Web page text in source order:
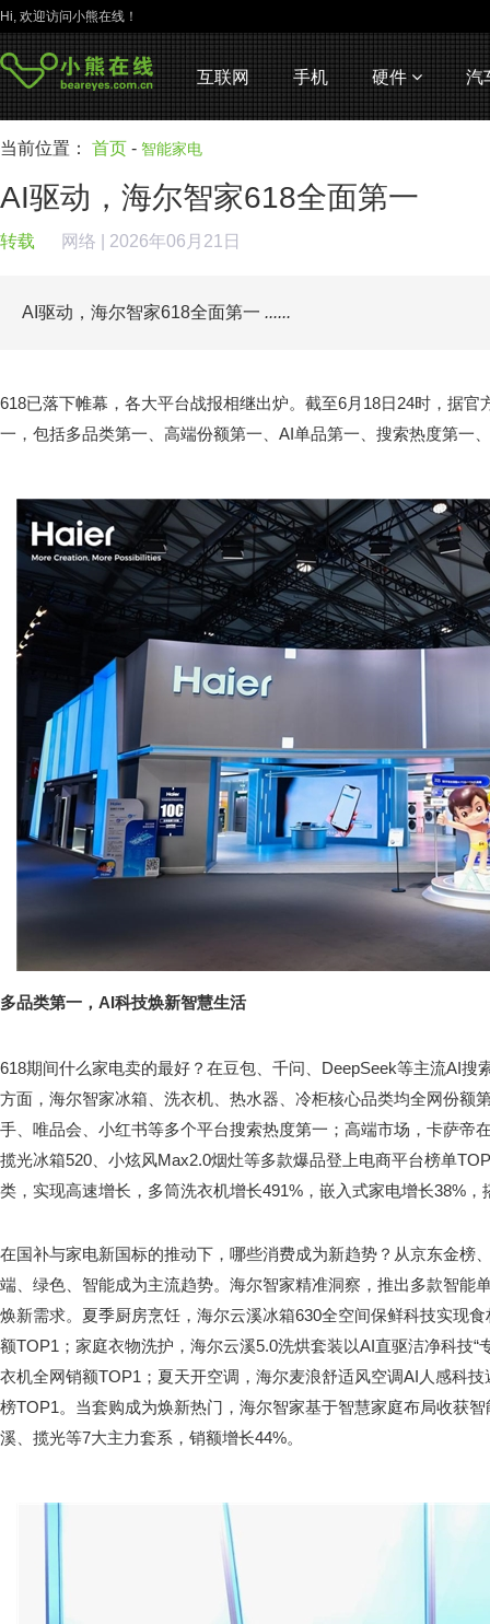
Hi, 欢迎访问小熊在线！
互联网 手机 硬件 汽
当前位置： 首页 - 智能家电
AI驱动，海尔智家618全面第一
转载 网络 | 2026年06月21日
AI驱动，海尔智家618全面第一 ......
618已落下帷幕，各大平台战报相继出炉。截至6月18日24时，据官
一，包括多品类第一、高端份额第一、AI单品第一、搜索热度第一
多品类第一， AI科技焕新智慧生活
618期间什么家电卖的最好？在豆包、千问、DeepSeek等主流AI搜
方面，海尔智家冰箱、洗衣机、热水器、冷柜核心品类均全网份额
手、唯品会、小红书等多个平台搜索热度第一；高端市场，卡萨帝
揽光冰箱520、小炫风Max2.0烟灶等多款爆品登上电商平台榜单
类，实现高速增长，多筒洗衣机增长491%，嵌入式家电增长38%，
在国补与家电新国标的推动下，哪些消费成为新趋势？从京东金榜
端、绿色、智能成为主流趋势。海尔智家精准洞察，推出多款智能
焕新需求。夏季厨房烹饪，海尔云溪冰箱630全空间保鲜科技实现
额TOP1；家庭衣物洗护，海尔云溪5.0洗烘套装以AI直驱洁净科技“
衣机全网销额TOP1；夏天开空调，海尔麦浪舒适风空调AI人感科
榜TOP1。当套购成为焕新热门，海尔智家基于智慧家庭布局收获
溪、揽光等7大主力套系，销额增长44%。